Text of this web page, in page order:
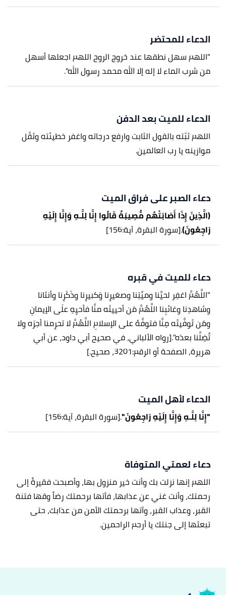
الدعاء للمحتضر
"اللهم سهل نطقها عند خروج الروح اللهم اجعلها أسهل
من شرب الماء لا إله إلا الله محمد رسول الله".
الدعاء للميت بعد الدفن
اللهم ثبّته بالقول الثابت وارفع درجاته واغفر خطيئته وثقّل
موازينه يا رب العالمين.
دعاء الصبر على فراق الميت
(الَّذِينَ إِذَا أَصَابَتْهُم مُّصِيبَةٌ قَالُوا إِنَّا لِلَّـهِ وَإِنَّا إِلَيْهِ
رَاجِعُونَ).[سورة البقرة، آية:156]
دعاء للميت في قبره
"اللَّهُمَّ اغفِر لحيِّنا وميِّتِنا وصغيرِنا وَكبيرِنا وذَكَرِنا وأنثانا
وشاهدِنا وغائبِنا اللَّهُمَّ مَن أحييتَه منَّا فأحيِهِ علَى الإيمانِ
ومَن تَوفَّيتَه مِنَّا فتوفَّهُ على الإسلامِ اللَّهُمَّ لا تحرِمنا أجرَه ولا
تُضِلَّنا بعدَه".[رواه الألباني، في صحيح أبي داود، عن أبي
هريرة، الصفحة أو الرقم:3201، صحيح.]
الدعاء لأهل الميت
"إِنَّا لِلَّـهِ وَإِنَّا إِلَيْهِ رَاجِعُونَ".[سورة البقرة، آية:156]
دعاء لعمتي المتوفاة
اللهم إنها نزلت بك وأنت خير منزول بها، وأصبحت فقيرةً إلى
رحمتك، وأنت غني عن عذابها، فآتها برحمتك رضاً وقها فتنة
القبر، وعذاب القبر، وآتها برحمتك الأمن من عذابك، حتى
تبعثها إلى جنتك يا أرحم الراحمين.